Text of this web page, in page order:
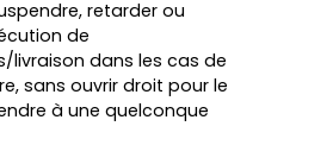
retarder ou
de
livraison dans les cas de
sans ouvrir droit pour le
à une quelconque